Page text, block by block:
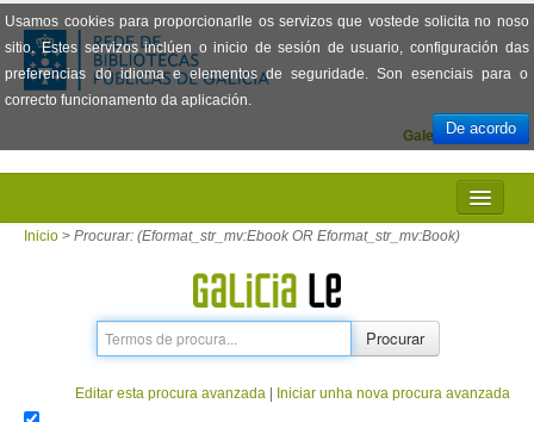
Usamos cookies para proporcionarlle os servizos que vostede solicita no noso
sitio. Estes servizos inclúen o inicio de sesión de usuario, configuración das
preferencias do idioma e elementos de seguridade. Son esenciais para o
correcto funcionamento da aplicación.
De acordo
Español
Galego
INICIO
PRÉSTAMO
Inicio > Procurar: (Eformat_str_mv:Ebook OR Eformat_str_mv:Book)
Procurar
Editar esta procura avanzada Iniciar unha nova procura avanzada